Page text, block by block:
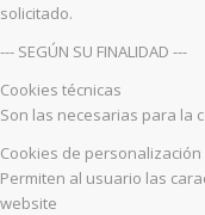
solicitado.
--- SEGÚN SU FINALIDAD ---
Cookies técnicas
Son las necesarias para la
Cookies de personalización
Permiten al usuario las
website